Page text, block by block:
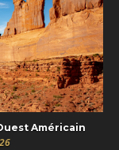
Américain